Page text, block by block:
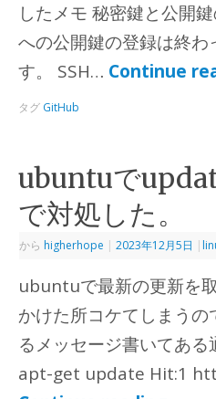
したメモ 秘密鍵と公開
への公開鍵の登録は終
す。 SSH… Continue
タグ GitHub
ubuntuで
で対処した。
から higherhope | 2023年12月5日 |
ubuntuで最新の更新を
かけた所コケてしまう
るメッセージ書いてあ
apt-get update Hit:1